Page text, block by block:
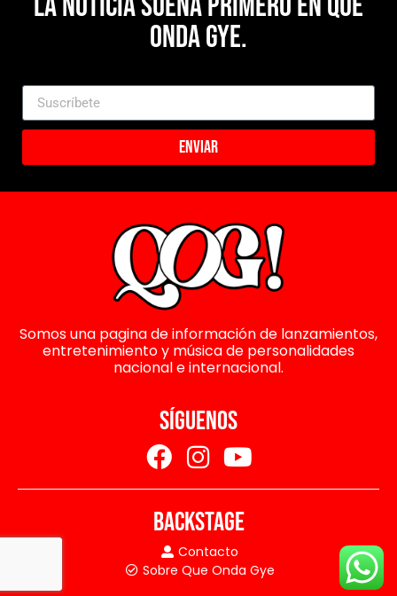
Onda Gye.
Enviar
Somos una pagina de información de lanzamientos,
entretenimiento y música de personalidades
nacional e internacional.
SÍGUENOS
BACKSTAGE
Contacto
Sobre Que Onda Gye